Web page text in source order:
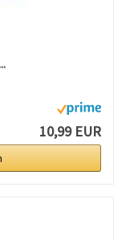
10,99 EUR